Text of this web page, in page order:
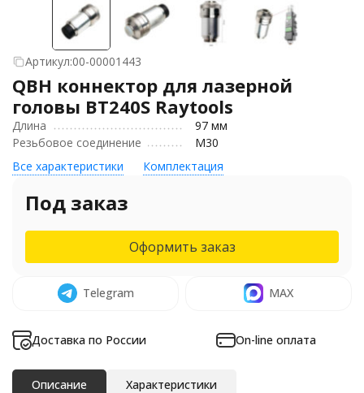
Артикул:00-00001443
QBH коннектор для лазерной
головы BT240S Raytools
Длина
97 мм
Резьбовое соединение
M30
Все характеристики
Комплектация
Под заказ
Оформить заказ
Telegram MAX
Доставка по России On-line оплата
Описание
Характеристики